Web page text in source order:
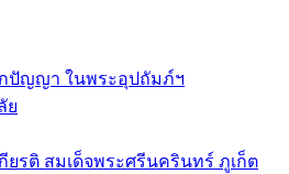
กปัญญา ในพระอุปถัมภ์ฯ
ย
ยรติ สมเด็จพระศรีนครินทร์ ภูเก็ต